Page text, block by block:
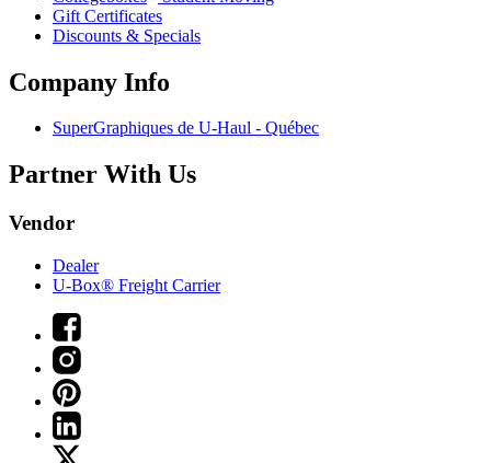
Gift Certificates
Discounts & Specials
Company Info
SuperGraphiques de U-Haul - Québec
Partner With Us
Vendor
Dealer
U-Box® Freight Carrier